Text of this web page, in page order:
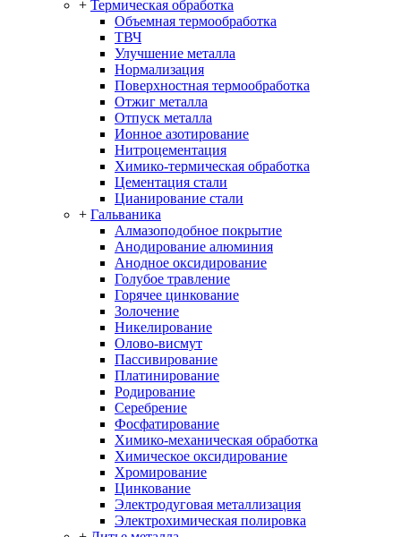
+ Термическая обработка
Объемная термообработка
ТВЧ
Улучшение металла
Нормализация
Поверхностная термообработка
Отжиг металла
Отпуск металла
Ионное азотирование
Нитроцементация
Химико-термическая обработка
Цементация стали
Цианирование стали
+ Гальваника
Алмазоподобное покрытие
Анодирование алюминия
Анодное оксидирование
Голубое травление
Горячее цинкование
Золочение
Никелирование
Олово-висмут
Пассивирование
Платинирование
Родирование
Серебрение
Фосфатирование
Химико-механическая обработка
Химическое оксидирование
Хромирование
Цинкование
Электродуговая металлизация
Электрохимическая полировка